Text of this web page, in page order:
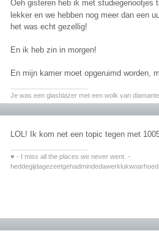
Oeh gisteren heb ik met studiegenootjes
lekker en we hebben nog meer dan een
het was echt gezellig!
En ik heb zin in morgen!
En mijn kamer moet opgeruimd worden,
Je was een glasblazer met een wolk van
LOL! Ik kom net een topic tegen met
♥ - I miss all the places we never went. -